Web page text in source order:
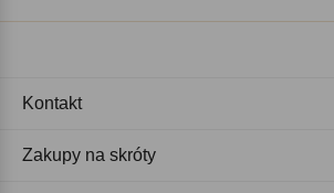
Kontakt
Zakupy na skróty